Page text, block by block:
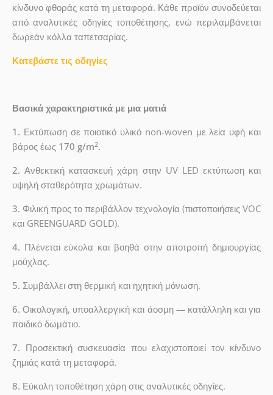
κίνδυνο φθοράς κατά τη μεταφορά. Κάθε προϊόν συνοδεύεται
από αναλυτικές οδηγίες τοποθέτησης, ενώ περιλαμβάνεται
δωρεάν κόλλα ταπετσαρίας.
Κατεβάστε τις οδηγίες
Βασικά χαρακτηριστικά με μια ματιά
1. Εκτύπωση σε ποιοτικό υλικό non-woven με λεία υφή και
βάρος έως 170 g/m2.
2.Ανθεκτική κατασκευή χάρη στην UV LED εκτύπωση και
υψηλή σταθερότητα χρωμάτων.
3. Φιλική προς το περιβάλλον τεχνολογία (πιστοποιήσεις VOC
και GREENGUARD GOLD).
4. Πλένεται εύκολα και βοηθά στην αποτροπή δημιουργίας
μούχλας.
5. Συμβάλλει στη θερμική και ηχητική μόνωση.
6.Οικολογική, υποαλλεργική και άοσμη — κατάλληλη και για
παιδικό δωμάτιο.
7. Προσεκτική συσκευασία που ελαχιστοποιεί τον κίνδυνο
ζημιάς κατά τη μεταφορά.
8. Εύκολη τοποθέτηση χάρη στις αναλυτικές οδηγίες.